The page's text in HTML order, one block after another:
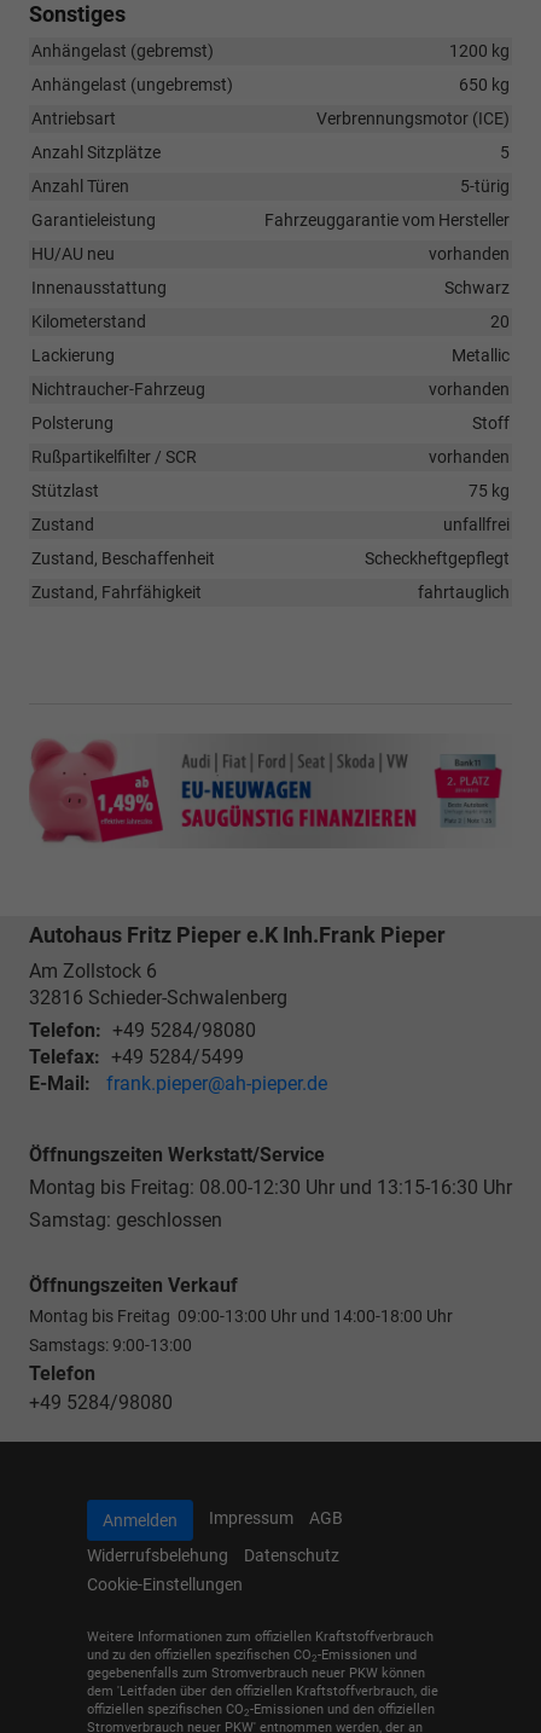
Sonstiges
Anhängelast (gebremst)
1200 kg
Anhängelast (ungebremst)
650 kg
Antriebsart
Verbrennungsmotor (ICE)
Anzahl Sitzplätze
5
Anzahl Türen
5-türig
Garantieleistung
Fahrzeuggarantie vom Hersteller
HU/AU neu
vorhanden
Innenausstattung
Schwarz
Kilometerstand
20
Lackierung
Metallic
Nichtraucher-Fahrzeug
vorhanden
Polsterung
Stoff
Rußpartikelfilter / SCR
vorhanden
Stützlast
75 kg
Zustand
unfallfrei
Zustand, Beschaffenheit
Scheckheftgepflegt
Zustand, Fahrfähigkeit
fahrtauglich
Autohaus Fritz Pieper e.K Inh.Frank Pieper
Am Zollstock 6
32816 Schieder-Schwalenberg
Telefon: +49 5284/98080
Telefax: +49 5284/5499
E-Mail:
frank.pieper@ah-pieper.de
Öffnungszeiten Werkstatt/Service
Montag bis Freitag: 08.00-12:30 Uhr und 13:15-16:30 Uhr
Samstag: geschlossen
Öffnungszeiten Verkauf
Montag bis Freitag 09:00-13:00 Uhr und 14:00-18:00 Uhr
Samstags: 9:00-13:00
Telefon
+49 5284/98080
Anmelden Impressum
AGB
Widerrufsbelehung
Datenschutz
Cookie-Einstellungen
Weitere Informationen zum offiziellen Kraftstoffverbrauch
und zu den offiziellen spezifischen CO2-Emissionen und
gegebenenfalls zum Stromverbrauch neuer PKW können
dem 'Leitfaden über den offiziellen Kraftstoffverbrauch, die
offiziellen spezifischen CO2-Emissionen und den offiziellen
Stromverbrauch neuer PKW' entnommen werden, der an